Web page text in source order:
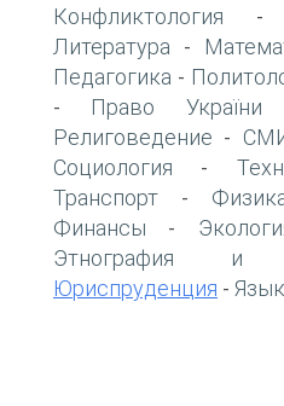
Конфликтология
Литература -
Педагогика -
- Право України
Религоведение -
Социология -
Транспорт -
Финансы -
Этнография и
Юриспруденция -